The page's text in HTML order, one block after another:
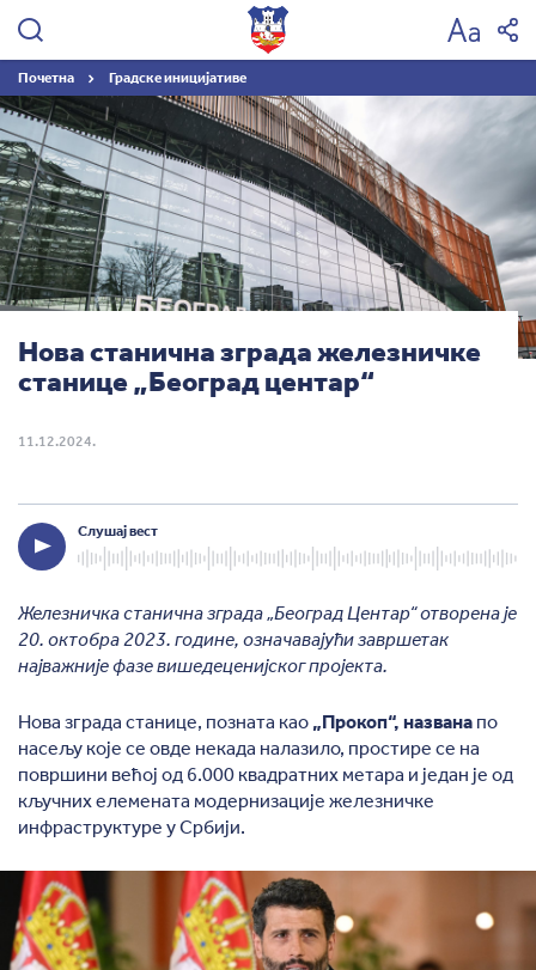
Град
Београд
Почетна Градске иницијативе
Нова станична зграда железничке
станице „Београд центар“
11.12.2024.
Слушај вест
Железничка станична зграда „Београд Центар“ отворена је
20. октобра 2023. године, означавајући завршетак
најважније фазе вишедеценијског пројекта.
Нова зграда станице, позната као „Прокоп“, названа по
насељу које се овде некада налазило, простире се на
површини већој од 6.000 квадратних метара и један је од
кључних елемената модернизације железничке
инфраструктуре у Србији.